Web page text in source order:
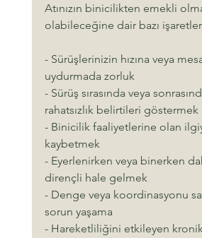
Atınızın binicilikten emekli
olabileceğine dair bazı
- Sürüşlerinizin hızına veya
uydurmada zorluk
- Sürüş sırasında veya
rahatsızlık belirtileri göstermek
- Binicilik faaliyetlerine olan
kaybetmek
- Eyerlenirken veya binerken
dirençli hale gelmek
- Denge veya koordinasyonu
sorun yaşama
- Hareketliliğini etkileyen